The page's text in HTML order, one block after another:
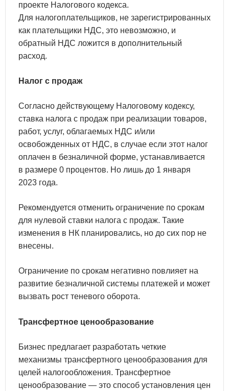
проекте Налогового кодекса.
Для налогоплательщиков, не зарегистрированных
как плательщики НДС, это невозможно, и
обратный НДС ложится в дополнительный
расход.
Налог с продаж
Согласно действующему Налоговому кодексу,
ставка налога с продаж при реализации товаров,
работ, услуг, облагаемых НДС и/или
освобожденных от НДС, в случае если этот налог
оплачен в безналичной форме, устанавливается
в размере 0 процентов. Но лишь до 1 января
2023 года.
Рекомендуется отменить ограничение по срокам
для нулевой ставки налога с продаж. Такие
изменения в НК планировались, но до сих пор не
внесены.
Ограничение по срокам негативно повлияет на
развитие безналичной системы платежей и может
вызвать рост теневого оборота.
Трансфертное ценообразование
Бизнес предлагает разработать четкие
механизмы трансфертного ценообразования для
целей налогообложения. Трансфертное
ценообразование — это способ установления цен